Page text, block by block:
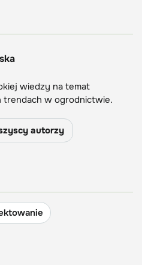
wiedzy na temat
w ogrodnictwie.
autorzy